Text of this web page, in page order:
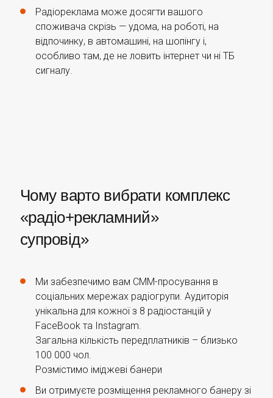
Радіореклама може досягти вашого
споживача скрізь — удома, на роботі, на
відпочинку, в автомашині, на шопінгу і,
особливо там, де не ловить інтернет чи ні ТБ
сигналу.
Чому варто вибрати комплекс
«радіо+рекламний»
супровід»
Ми забезпечимо вам СММ-просування в
соціальних мережах радіогрупи. Аудиторія
унікальна для кожної з 8 радіостанцій у
FaceBook та Instagram.
Загальна кількість передплатників – близько
100 000 чол.
Розмістимо іміджеві банери
Ви отримуєте розміщення рекламного банеру зі